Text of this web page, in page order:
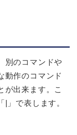
別のコマンドや
動作のコマンド
が出来ます。こ
」で表します。